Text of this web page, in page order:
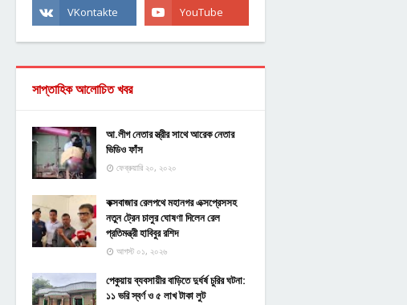
সাপ্তাহিক আলোচিত খবর
আ.লীগ নেতার স্ত্রীর সাথে আরেক নেতার
ভিডিও ফাঁস
ফেব্রুয়ারি ২০, ২০২০
কক্সবাজার রেলপথে মহানগর এক্সপ্রেসসহ
নতুন ট্রেন চালুর ঘোষণা দিলেন রেল
প্রতিমন্ত্রী হাবিবুর রশিদ
আগস্ট ০১, ২০২৬
পেকুয়ায় ব্যবসায়ীর বাড়িতে দুর্ধর্ষ চুরির ঘটনা:
১১ ভরি স্বর্ণ ও ৫ লাখ টাকা লুট